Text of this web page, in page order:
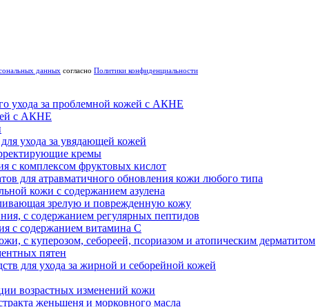
данных согласно Политики конфиденциальности
ухода за проблемной кожей с АКНЕ
с АКНЕ
ухода за увядающей кожей
кремы
с комплексом фруктовых кислот
для атравматичного обновления кожи любого типа
кожи с содержанием азулена
зрелую и поврежденную кожу
с содержанием регулярных пептидов
с содержанием витамина С
с куперозом, себореей, псориазом и атопическим дерматитом
пятен
для ухода за жирной и себорейной кожей
возрастных изменений кожи
женьшеня и морковного масла